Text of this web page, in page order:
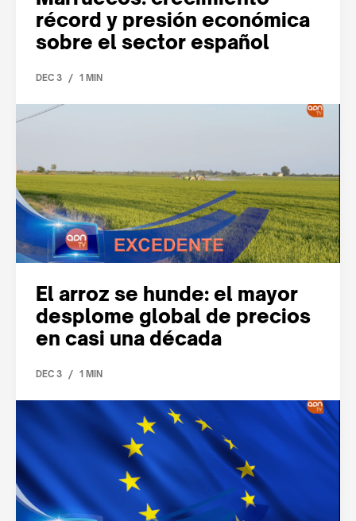
récord y presión económica
sobre el sector español
DEC 3 / 1 MIN
El arroz se hunde: el mayor
desplome global de precios
en casi una década
DEC 3 / 1 MIN